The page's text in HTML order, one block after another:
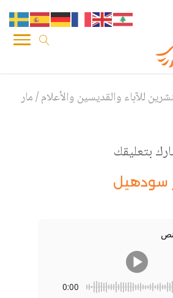
للآباء والقديسين والأعلام/مار
بتعليقك
سودهيل
0:00